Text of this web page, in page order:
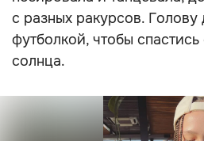
с разных ракурсов.
футболкой, чтобы
солнца.